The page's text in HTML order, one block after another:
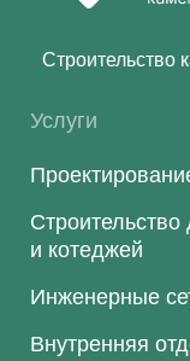
Строительство
Услуги
Строительство
и котеджей
Инженерные
Внутренняя